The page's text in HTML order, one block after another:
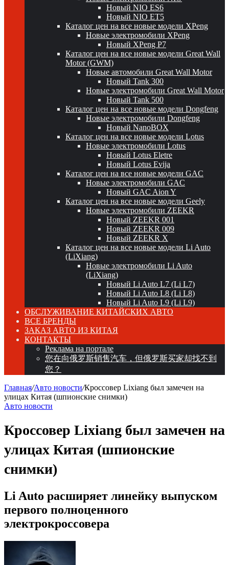
Новый NIO ES6
Новый NIO ET5
Каталог цен на все новые модели XPeng
Новые электромобили XPeng
Новый XPeng P7
Каталог цен на все новые модели Great Wall
Motor (GWM)
Новые автомобили Great Wall Motor
Новый Tank 300
Новые электромобили Great Wall Motor
Новый Tank 500
Каталог цен на все новые модели Dongfeng
Новые электромобили Dongfeng
Новый NanoBOX
Каталог цен на все новые модели Lotus
Новые электромобили Lotus
Новый Lotus Eletre
Новый Lotus Evija
Каталог цен на все новые модели GAC
Новые электромобили GAC
Новый GAC Aion Y
Каталог цен на все новые модели Geely
Новые электромобили ZEEKR
Новый ZEEKR 001
Новый ZEEKR 009
Новый ZEEKR X
Каталог цен на все новые модели Li Auto
(LiXiang)
Новые электромобили Li Auto
(LiXiang)
Новый Li Auto L7 (Li L7)
Новый Li Auto L8 (Li L8)
Новый Li Auto L9 (Li L9)
ОБСЛУЖИВАНИЕ КИТАЙСКИХ АВТО
ВСЕ БРЕНДЫ
ЗАКАЗ АВТО ИЗ КИТАЯ
КОНТАКТЫ
Реклама на портале
您在向俄罗斯销售汽车，但俄罗斯买家却找不到
您？
Главная/Авто новости/Кроссовер Lixiang был замечен на
улицах Китая (шпионские снимки)
Авто новости
Кроссовер Lixiang был замечен на
улицах Китая (шпионские
снимки)
Li Auto расширяет линейку выпуском
первого полноценного
электрокроссовера